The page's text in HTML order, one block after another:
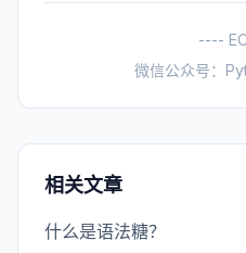
----
微信公众号：
相关文章
什么是语法糖？